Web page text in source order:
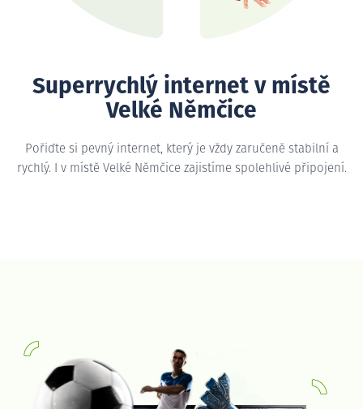
Superrychlý internet v místě
Velké Němčice
Pořiďte si pevný internet, který je vždy zaručeně stabilní a
rychlý. I v místě Velké Němčice zajistíme spolehlivé připojení.